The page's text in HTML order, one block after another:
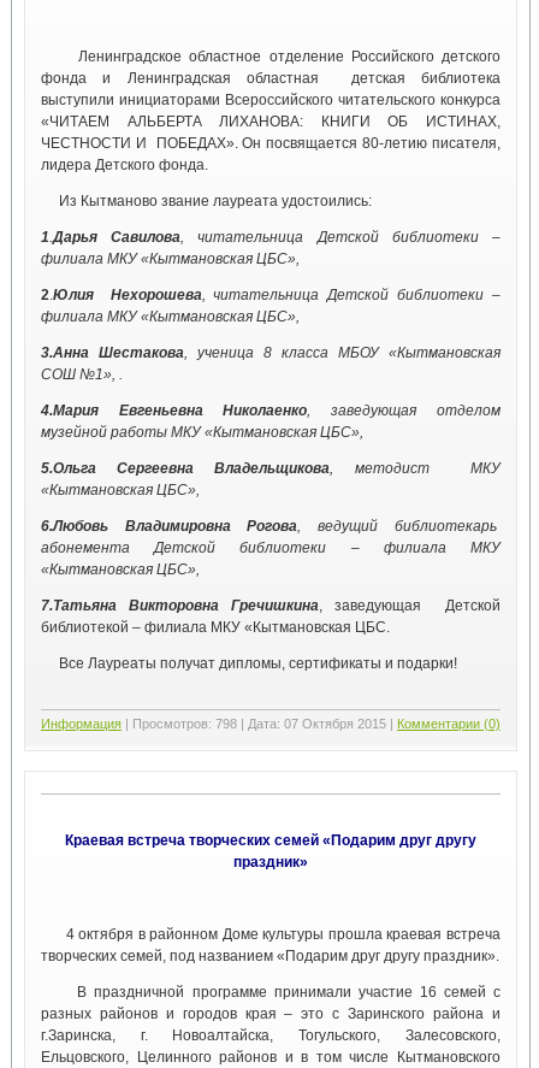
Ленинградское областное отделение Российского детского
фонда и Ленинградская областная детская библиотека
выступили инициаторами Всероссийского читательского конкурса
«ЧИТАЕМ АЛЬБЕРТА ЛИХАНОВА: КНИГИ ОБ ИСТИНАХ,
ЧЕСТНОСТИ И ПОБЕДАХ». Он посвящается 80-летию писателя,
лидера Детского фонда.
Из Кытманово звание лауреата удостоились:
1.Дарья Савилова, читательница Детской библиотеки –
филиала МКУ «Кытмановская ЦБС»,
2.Юлия Нехорошева, читательница Детской библиотеки –
филиала МКУ «Кытмановская ЦБС»,
3.Анна Шестакова, ученица 8 класса МБОУ «Кытмановская
СОШ №1», .
4.Мария Евгеньевна Николаенко, заведующая отделом
музейной работы МКУ «Кытмановская ЦБС»,
5.Ольга Сергеевна Владельщикова, методист МКУ
«Кытмановская ЦБС»,
6.Любовь Владимировна Рогова, ведущий библиотекарь
абонемента Детской библиотеки – филиала МКУ
«Кытмановская ЦБС»,
7.Татьяна Викторовна Гречишкина, заведующая Детской
библиотекой – филиала МКУ «Кытмановская ЦБС.
Все Лауреаты получат дипломы, сертификаты и подарки!
Информация| Просмотров: 798| Дата: 07 Октября 2015 Комментарии (0)
Краевая встреча творческих семей «Подарим друг другу
праздник»
4 октября в районном Доме культуры прошла краевая встреча
творческих семей, под названием «Подарим друг другу праздник».
В праздничной программе принимали участие 16 семей с
разных районов и городов края – это с Заринского района и
г.Заринска, г. Новоалтайска, Тогульского, Залесовского,
Ельцовского, Целинного районов и в том числе Кытмановского